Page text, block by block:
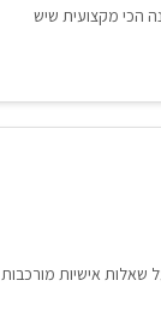
הכי מקצועית שיש
שאלות אישיות מורכבות